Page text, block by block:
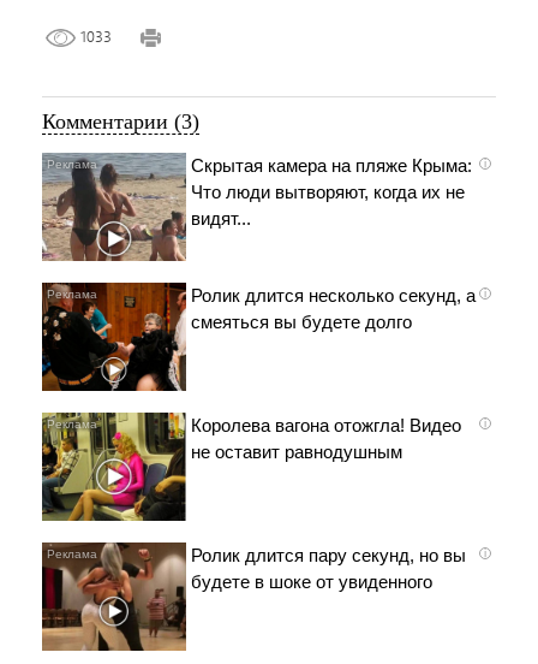
1033
Комментарии (3)
i
Скрытая камера на пляже Крыма:
Что люди вытворяют, когда их не
видят...
i
Ролик длится несколько секунд, а
смеяться вы будете долго
i
Королева вагона отожгла! Видео
не оставит равнодушным
i
Ролик длится пару секунд, но вы
будете в шоке от увиденного